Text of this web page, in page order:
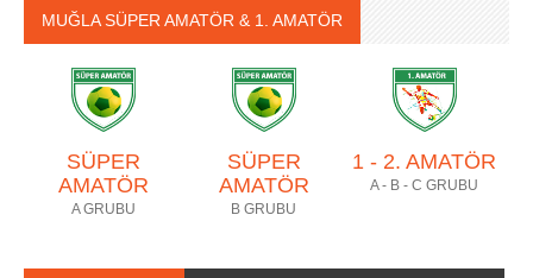
MUĞLA SÜPER AMATÖR & 1. AMATÖR
SÜPER
AMATÖR
A GRUBU
SÜPER
AMATÖR
B GRUBU
1 - 2. AMATÖR
A - B - C GRUBU